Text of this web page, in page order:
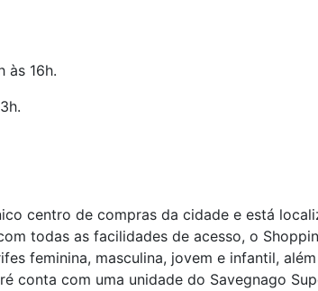
às 16h.
centro de compras da cidade e está
todas as facilidades de acesso, o
feminina, masculina, jovem e infantil,
conta com uma unidade do Savegnago